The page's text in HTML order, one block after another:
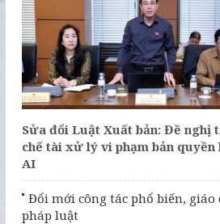
[Infographic]
hàng Nhà nước
báo chiêu lừa
chip trên thẻ
đoạt tài sản
Đổi mới công
biến, giáo dục
luật
bản: Đề nghị
tài xử lý vi phạm
quyền bằng AI
Sửa đổi Luật Xuất bản: Đề nghị
chế tài xử lý vi phạm bản quyền
AI
Đổi mới công tác phổ biến, giáo
pháp luật